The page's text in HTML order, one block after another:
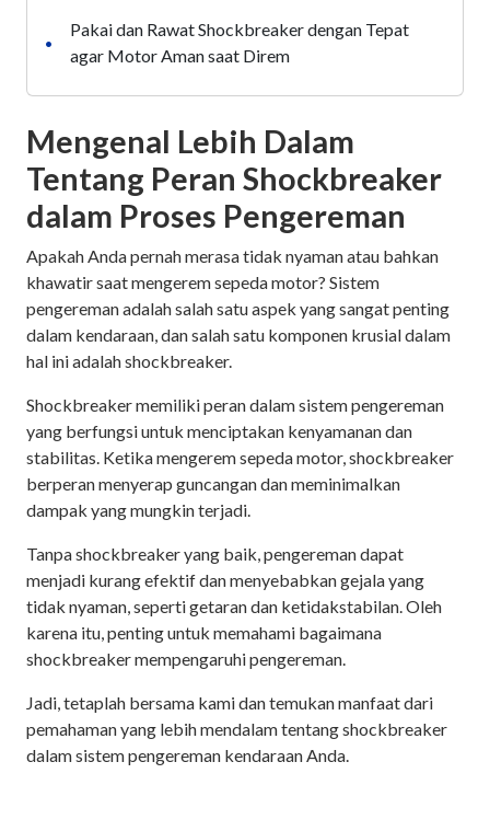
•
Pakai dan Rawat Shockbreaker dengan Tepat
agar Motor Aman saat Direm
Mengenal Lebih Dalam
Tentang Peran Shockbreaker
dalam Proses Pengereman
Apakah Anda pernah merasa tidak nyaman atau bahkan
khawatir saat mengerem sepeda motor? Sistem
pengereman adalah salah satu aspek yang sangat penting
dalam kendaraan, dan salah satu komponen krusial dalam
hal ini adalah shockbreaker.
Shockbreaker memiliki peran dalam sistem pengereman
yang berfungsi untuk menciptakan kenyamanan dan
stabilitas. Ketika mengerem sepeda motor, shockbreaker
berperan menyerap guncangan dan meminimalkan
dampak yang mungkin terjadi.
Tanpa shockbreaker yang baik, pengereman dapat
menjadi kurang efektif dan menyebabkan gejala yang
tidak nyaman, seperti getaran dan ketidakstabilan. Oleh
karena itu, penting untuk memahami bagaimana
shockbreaker mempengaruhi pengereman.
Jadi, tetaplah bersama kami dan temukan manfaat dari
pemahaman yang lebih mendalam tentang shockbreaker
dalam sistem pengereman kendaraan Anda.